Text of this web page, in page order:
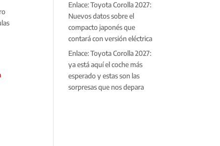
Enlace: Toyota Corolla 2027:
Nuevos datos sobre el
compacto japonés que
contará con versión eléctrica
Enlace: Toyota Corolla 2027:
ya está aquí el coche más
esperado y estas son las
sorpresas que nos depara